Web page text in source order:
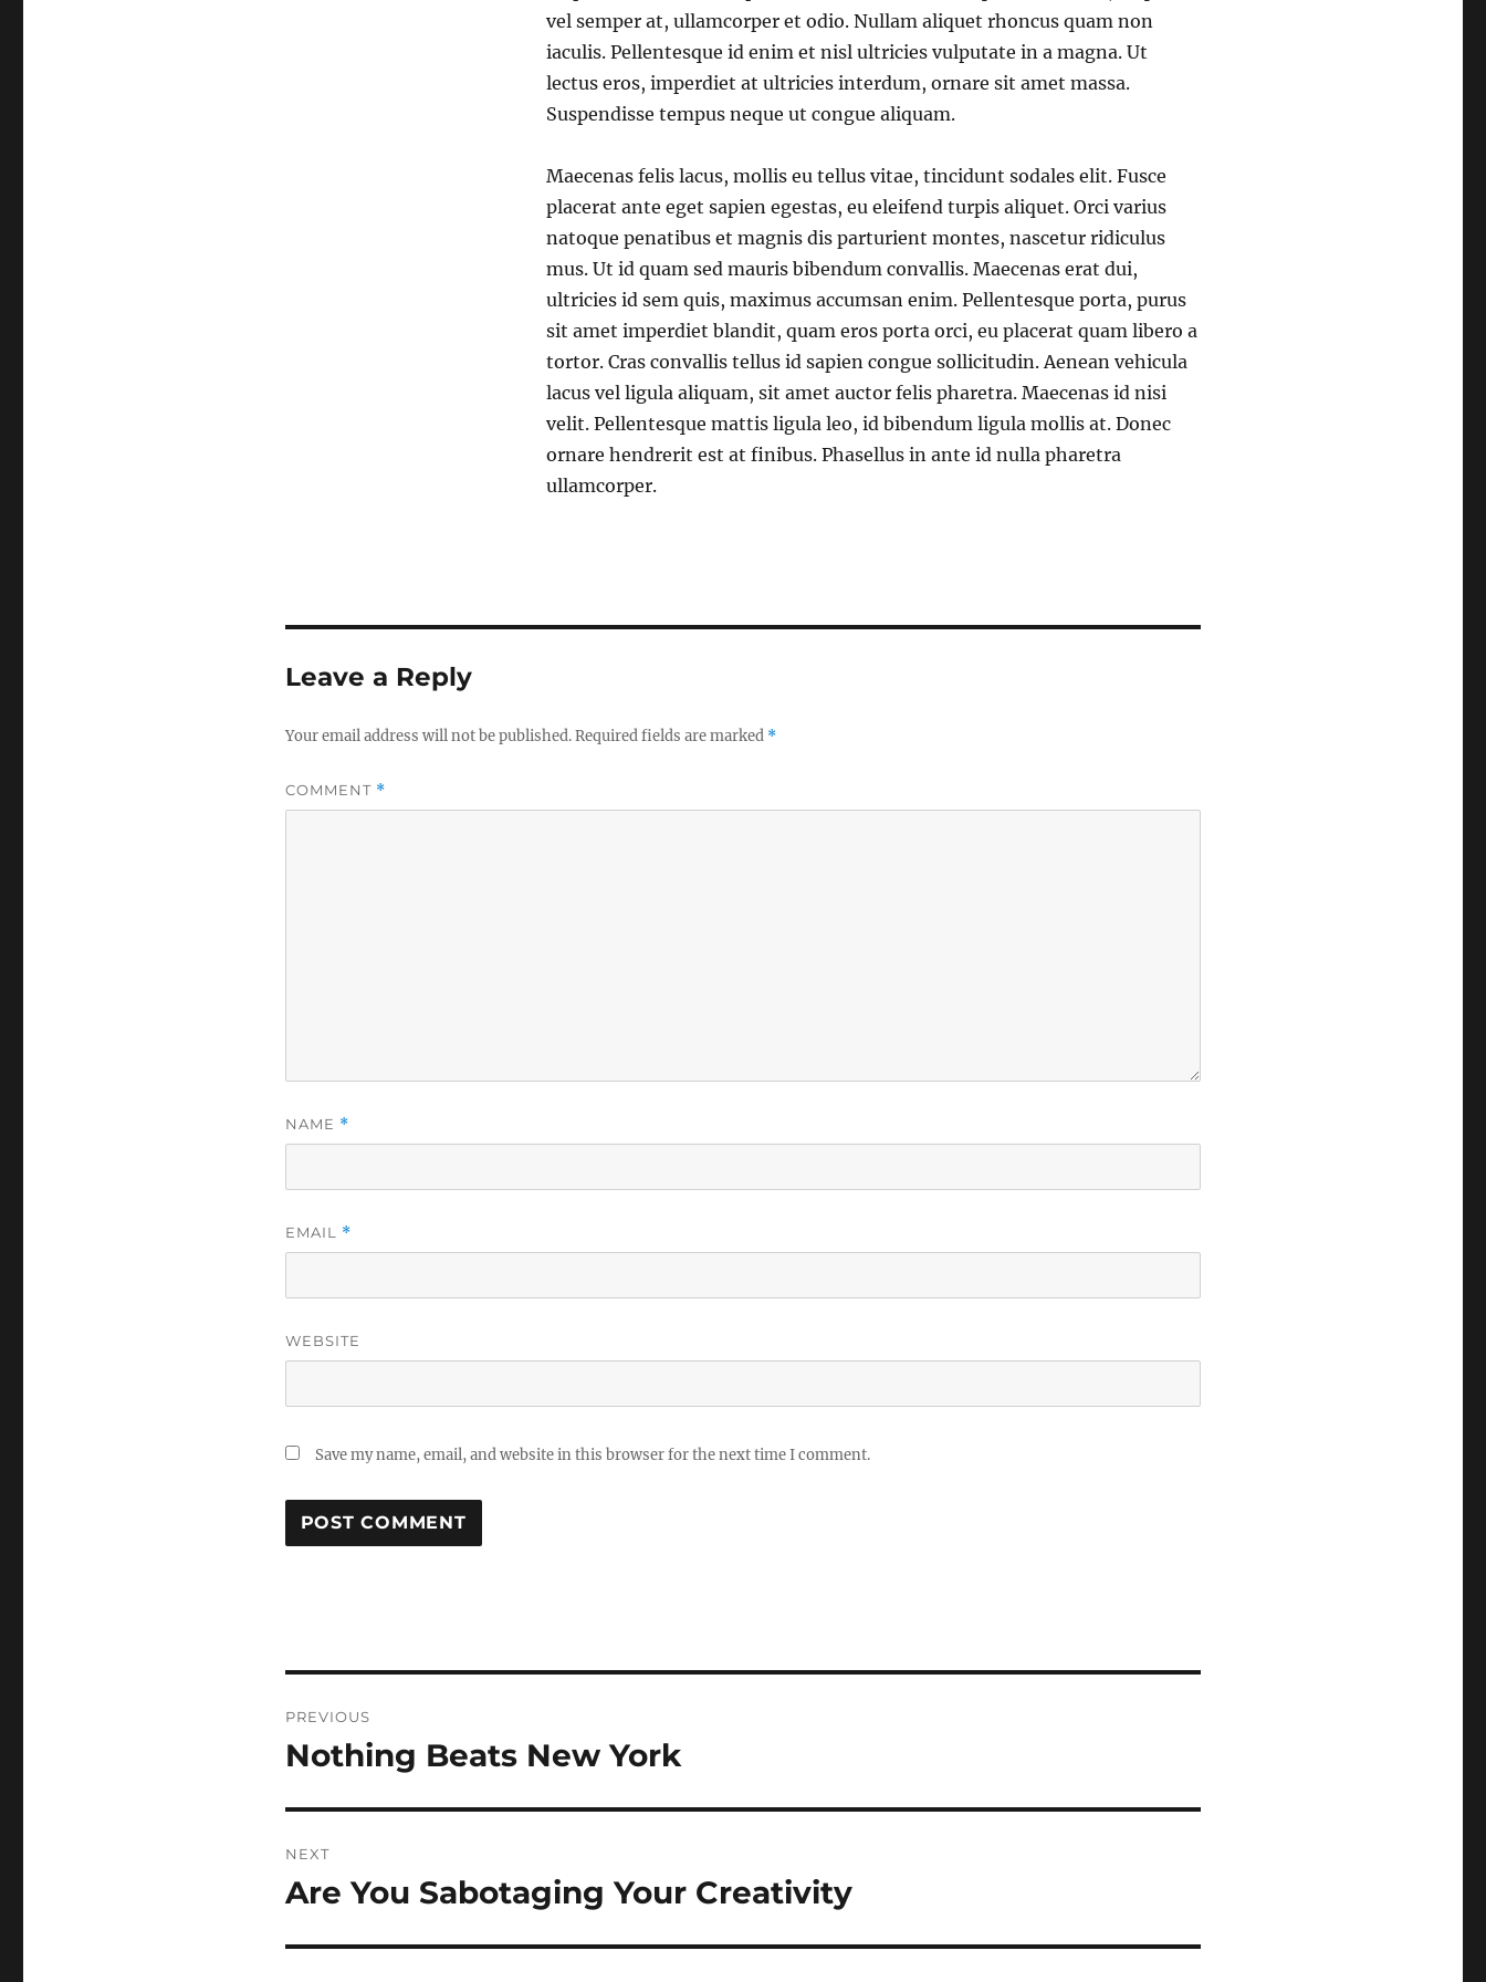
vel semper at, ullamcorper et odio. Nullam aliquet rhoncus quam non
iaculis. Pellentesque id enim et nisl ultricies vulputate in a magna. Ut
lectus eros, imperdiet at ultricies interdum, ornare sit amet massa.
Suspendisse tempus neque ut congue aliquam.
Maecenas felis lacus, mollis eu tellus vitae, tincidunt sodales elit. Fusce
placerat ante eget sapien egestas, eu eleifend turpis aliquet. Orci varius
natoque penatibus et magnis dis parturient montes, nascetur ridiculus
mus. Ut id quam sed mauris bibendum convallis. Maecenas erat dui,
ultricies id sem quis, maximus accumsan enim. Pellentesque porta, purus
sit amet imperdiet blandit, quam eros porta orci, eu placerat quam libero a
tortor. Cras convallis tellus id sapien congue sollicitudin. Aenean vehicula
lacus vel ligula aliquam, sit amet auctor felis pharetra. Maecenas id nisi
velit. Pellentesque mattis ligula leo, id bibendum ligula mollis at. Donec
ornare hendrerit est at finibus. Phasellus in ante id nulla pharetra
ullamcorper.
Leave a Reply
Your email address will not be published.Required fields are marked *
COMMENT *
NAME *
EMAIL *
WEBSITE
Save my name, email, and website in this browser for the next time I comment.
navigation
PREVIOUS
Previous
Nothing Beats New York
NEXT
Next
Are You Sabotaging Your Creativity